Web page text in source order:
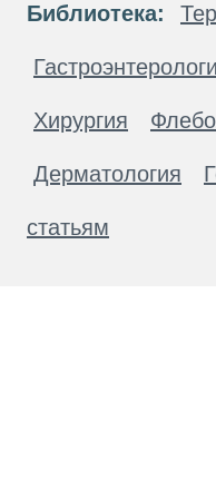
Библиотека:
Хирургия
Дерматология
статьям